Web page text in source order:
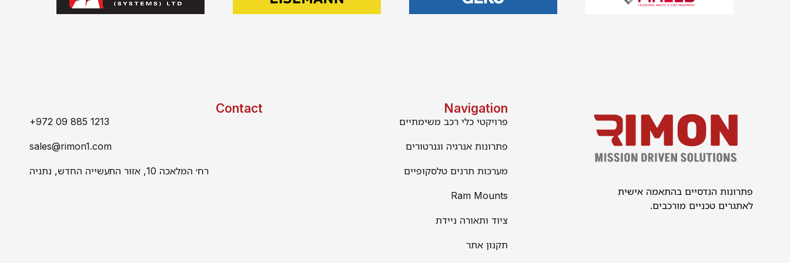
Contact
+972 09 885 1213
sales@rimon1.com
רח׳ המלאכה 10, אזור התעשייה החדש, נתניה
Navigation
פרויקטי כלי רכב משימתיים
פתרונות אנרגיה וגנרטורים
מערכות תרנים טלסקופיים
Ram Mounts
ציוד ותאורה ניידת
תקנון אתר
פתרונות הנדסיים בהתאמה אישית
לאתגרים טכניים מורכבים.